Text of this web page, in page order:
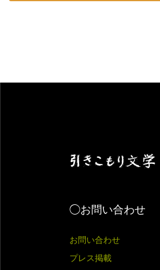
◯お問い合わせ
お問い合わせ
プレス掲載